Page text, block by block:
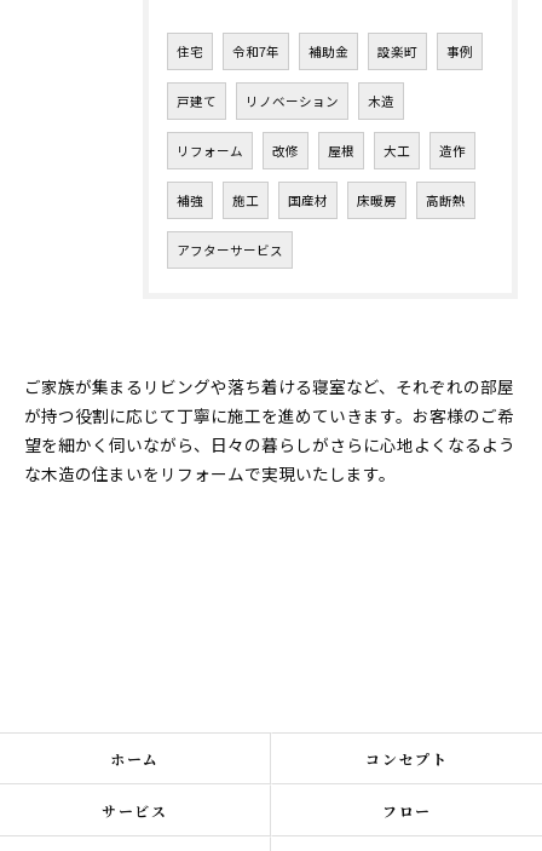
住宅 令和7年 補助金 設楽町 事例
戸建て リノベーション 木造
リフォーム 改修 屋根 大工 造作
補強 施工 国産材 床暖房 高断熱
アフターサービス
ご家族が集まるリビングや落ち着ける寝室など、それぞれの部屋
が持つ役割に応じて丁寧に施工を進めていきます。お客様のご希
望を細かく伺いながら、日々の暮らしがさらに心地よくなるよう
な木造の住まいをリフォームで実現いたします。
ホーム コンセプト
サービス フロー